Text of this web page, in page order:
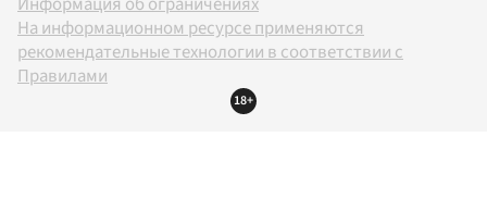
На информационном ресурсе применяются
рекомендательные технологии в соответствии с
Правилами
18+